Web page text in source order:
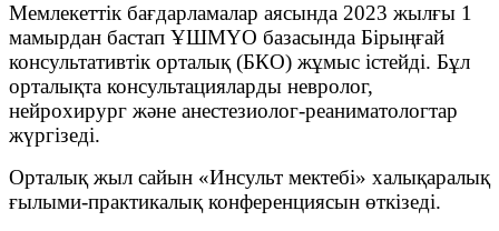
Мемлекеттік бағдарламалар аясында 2023 жылғы 1
мамырдан бастап ҰШМҮО базасында Бірыңғай
консультативтік орталық (БКО) жұмыс істейді. Бұл
орталықта консультацияларды невролог,
нейрохирург және анестезиолог-реаниматологтар
жүргізеді.
Орталық жыл сайын «Инсульт мектебі» халықаралық
ғылыми-практикалық конференциясын өткізеді.